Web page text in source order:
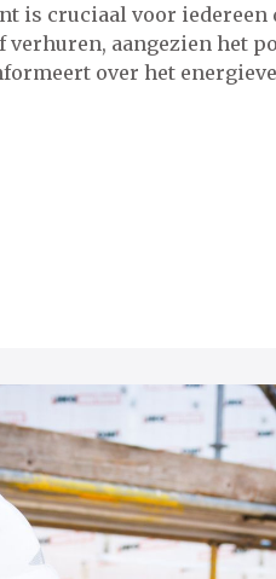
is cruciaal voor
verhuren, aangezien het
over het